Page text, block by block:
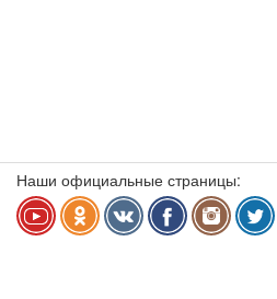
Наши официальные страницы: